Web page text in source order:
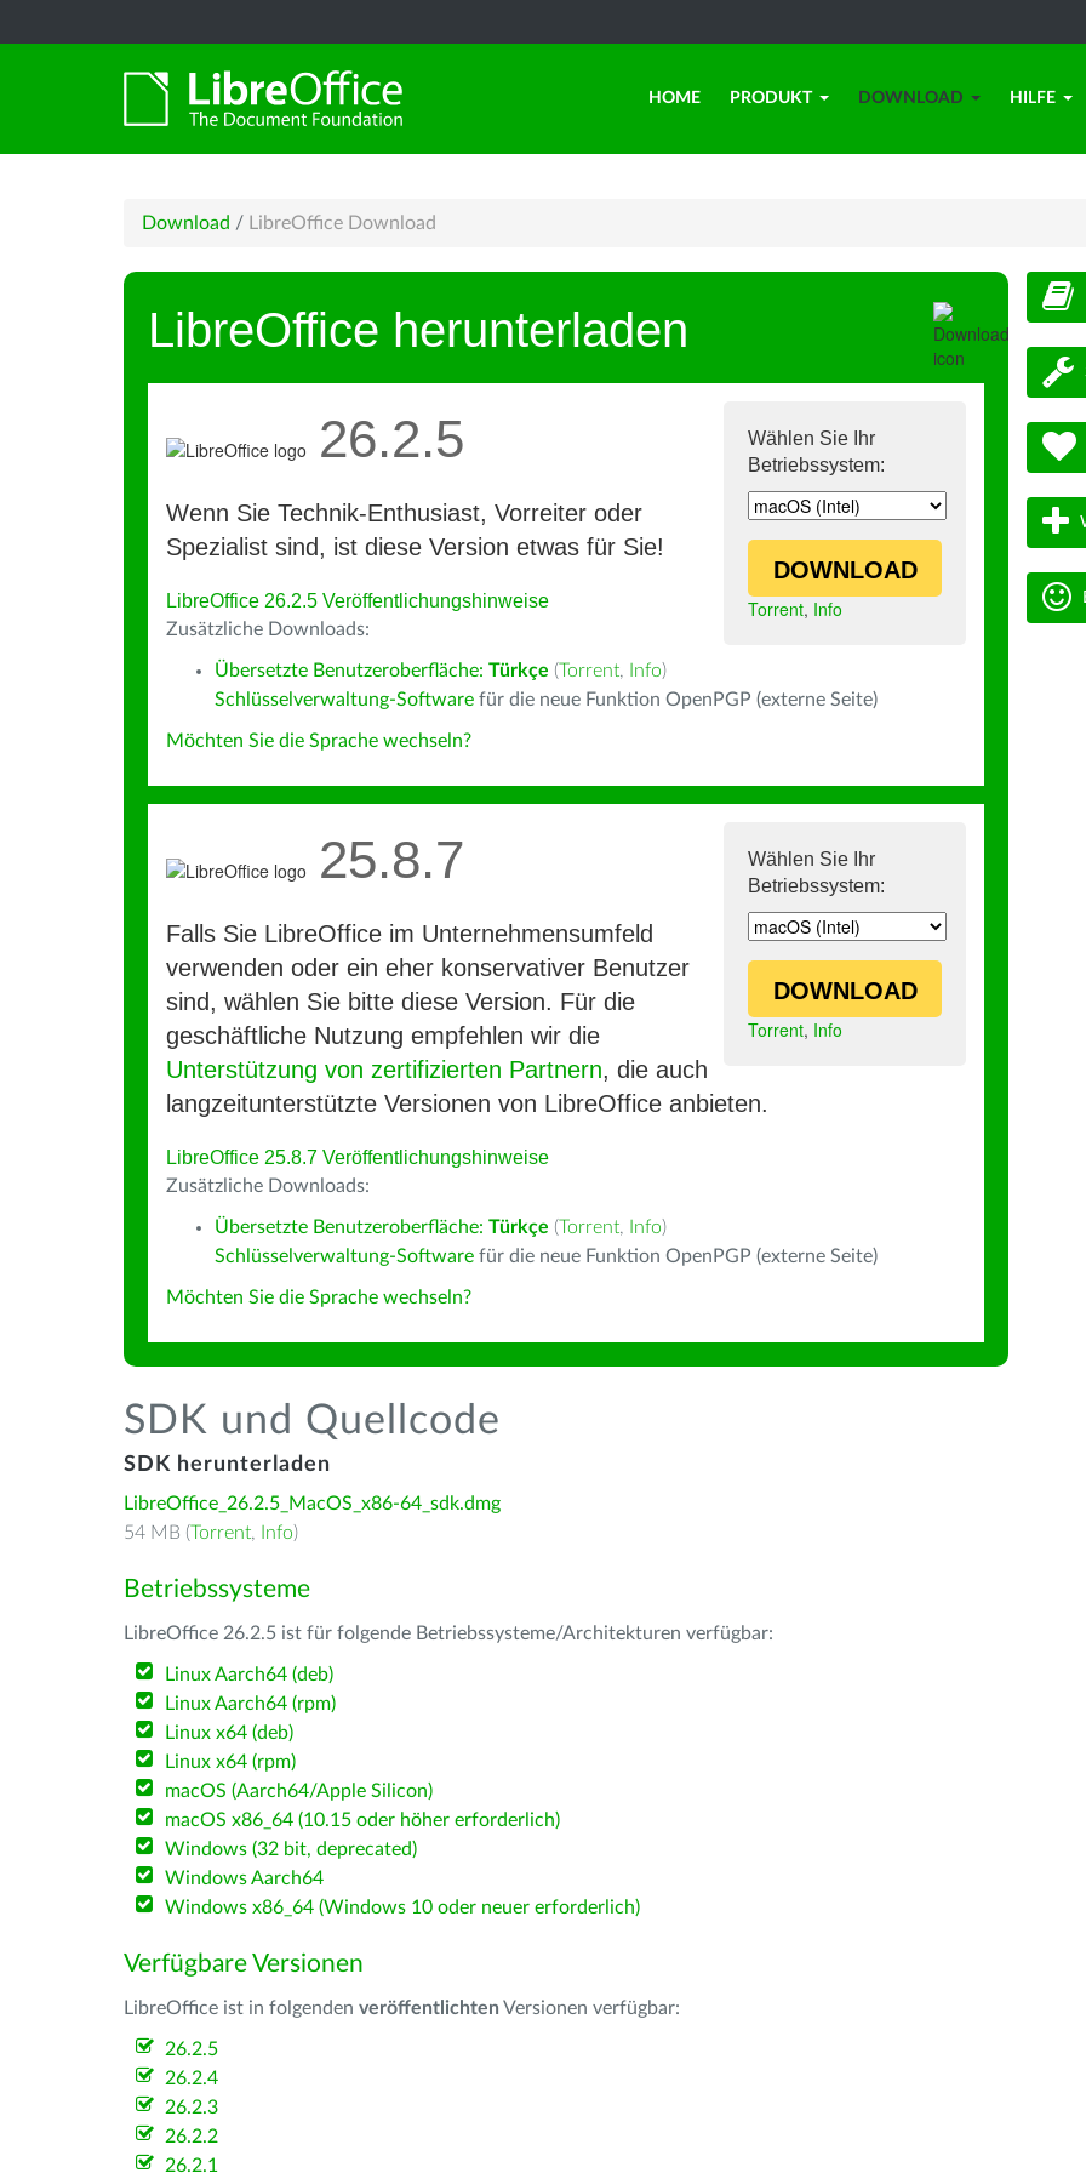
HOME PRODUKT DOWNLOAD HILFE
Download / LibreOffice Download
LibreOffice herunterladen
Wählen Sie Ihr
Betriebssystem:
DOWNLOAD
Torrent, Info
26.2.5
Wenn Sie Technik-Enthusiast, Vorreiter oder
Spezialist sind, ist diese Version etwas für Sie!
LibreOffice 26.2.5 Veröffentlichungshinweise
Zusätzliche Downloads:
Übersetzte Benutzeroberfläche: Türkçe (Torrent, Info)
Schlüsselverwaltung-Software für die neue Funktion OpenPGP (externe Seite)
Möchten Sie die Sprache wechseln?
Wählen Sie Ihr
Betriebssystem:
DOWNLOAD
Torrent, Info
25.8.7
Falls Sie LibreOffice im Unternehmensumfeld
verwenden oder ein eher konservativer Benutzer
sind, wählen Sie bitte diese Version. Für die
geschäftliche Nutzung empfehlen wir die
Unterstützung von zertifizierten Partnern, die auch
langzeitunterstützte Versionen von LibreOffice anbieten.
LibreOffice 25.8.7 Veröffentlichungshinweise
Zusätzliche Downloads:
Übersetzte Benutzeroberfläche: Türkçe (Torrent, Info)
Schlüsselverwaltung-Software für die neue Funktion OpenPGP (externe Seite)
Möchten Sie die Sprache wechseln?
SDK und Quellcode
SDK herunterladen
LibreOffice_26.2.5_MacOS_x86-64_sdk.dmg
54 MB (Torrent, Info)
Betriebssysteme
LibreOffice 26.2.5 ist für folgende Betriebssysteme/Architekturen verfügbar:
Linux Aarch64 (deb)
Linux Aarch64 (rpm)
Linux x64 (deb)
Linux x64 (rpm)
macOS (Aarch64/Apple Silicon)
macOS x86_64 (10.15 oder höher erforderlich)
Windows (32 bit, deprecated)
Windows Aarch64
Windows x86_64 (Windows 10 oder neuer erforderlich)
Verfügbare Versionen
LibreOffice ist in folgenden veröffentlichten Versionen verfügbar:
26.2.5
26.2.4
26.2.3
26.2.2
26.2.1